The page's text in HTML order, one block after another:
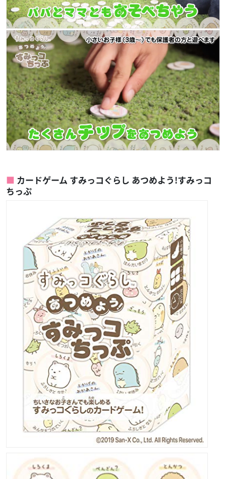
カードゲーム すみっコぐらし あつめよう!すみっコ
ちっぷ